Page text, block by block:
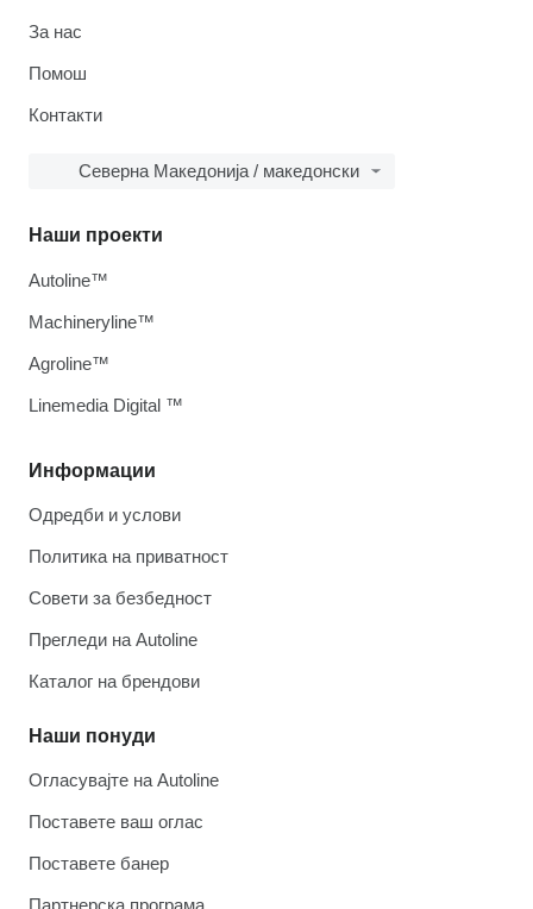
За нас
Помош
Контакти
Северна Македонија / македонски
Информации
Одредби и услови
Политика на приватност
Совети за безбедност
Прегледи на Autoline
Каталог на брендови
Наши понуди
Огласувајте на Autoline
Поставете ваш оглас
Поставете банер
Партнерска програма
Наши проекти
Autoline™
Machineryline™
Agroline™
Linemedia Digital ™